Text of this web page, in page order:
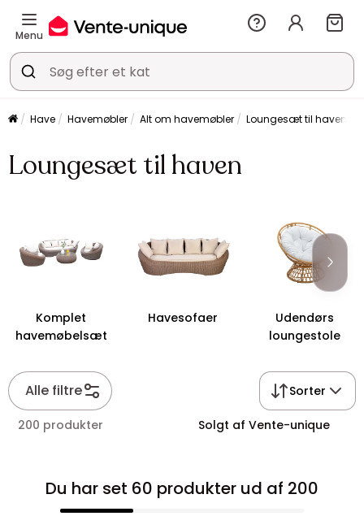
Menu
Have Havemøbler Alt om havemøbler Loungesæt til haven
Loungesæt til haven
Komplet
havemøbelsæt
Havesofaer
Udendørs
loungestole
Alle filtre Sorter
200 produkter Solgt af Vente-unique
Du har set 60 produkter ud af 200